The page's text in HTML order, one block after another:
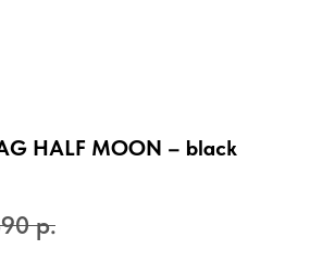
HALF MOON – black
р.